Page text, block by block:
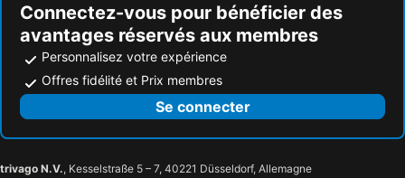
Connectez-vous pour bénéficier des
avantages réservés aux membres
Personnalisez votre expérience
Offres fidélité et Prix membres
Se connecter
trivago N.V., Kesselstraße 5 – 7, 40221 Düsseldorf, Allemagne